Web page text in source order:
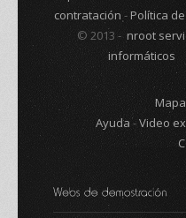
contratación -Política
© 2013 - nroot
informáticos
Ayuda-Video